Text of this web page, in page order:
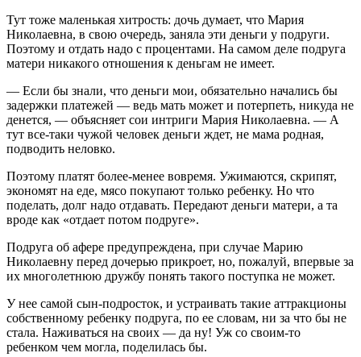
Тут тоже маленькая хитрость: дочь думает, что Мария
Николаевна, в свою очередь, заняла эти деньги у подруги.
Поэтому и отдать надо с процентами. На самом деле подруга
матери никакого отношения к деньгам не имеет.
— Если бы знали, что деньги мои, обязательно начались бы
задержки платежей — ведь мать может и потерпеть, никуда не
денется, — объясняет сои интриги Мария Николаевна. — А
тут все-таки чужой человек деньги ждет, не мама родная,
подводить неловко.
Поэтому платят более-менее вовремя. Ужимаются, скрипят,
экономят на еде, мясо покупают только ребенку. Но что
поделать, долг надо отдавать. Передают деньги матери, а та
вроде как «отдает потом подруге».
Подруга об афере предупреждена, при случае Марию
Николаевну перед дочерью прикроет, но, пожалуй, впервые за
их многолетнюю дружбу понять такого поступка не может.
У нее самой сын-подросток, и устраивать такие аттракционы
собственному ребенку подруга, по ее словам, ни за что бы не
стала. Наживаться на своих — да ну! Уж со своим-то
ребенком чем могла, поделилась бы.